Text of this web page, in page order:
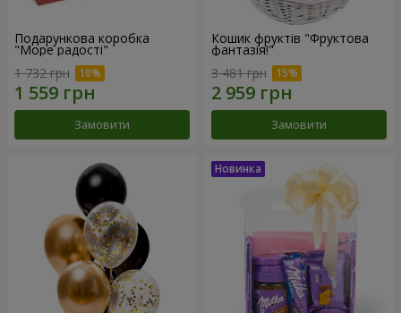
Подарункова коробка
"Море радості"
1 732 грн
Замовити
Кошик фруктів "Фруктова
фантазія!"
3 481 грн
Замовити